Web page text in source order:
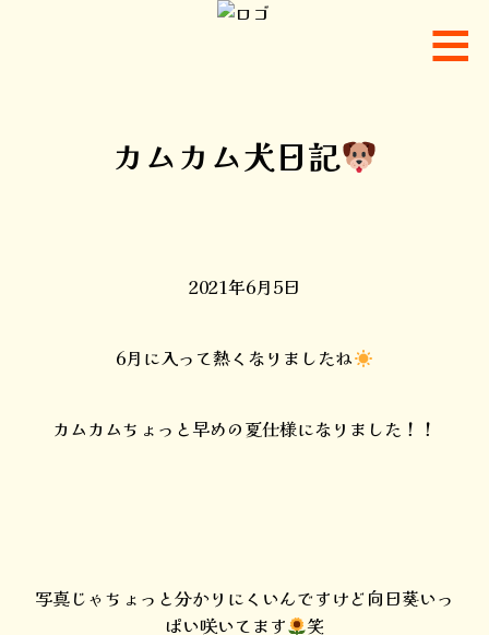
カムカム犬日記
2021年6月5日
6月に入って熱くなりましたね
カムカムちょっと早めの夏仕様になりました！！
写真じゃちょっと分かりにくいんですけど向日葵いっ
ぱい咲いてます
笑